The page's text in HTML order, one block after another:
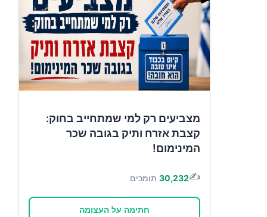
מצביעים רק למי שמתחייב בחוק:
קצבת אזרח ותיק בגובה שכר
המינימום!
✍️
30,232 תומכים
חתימה על העצומה